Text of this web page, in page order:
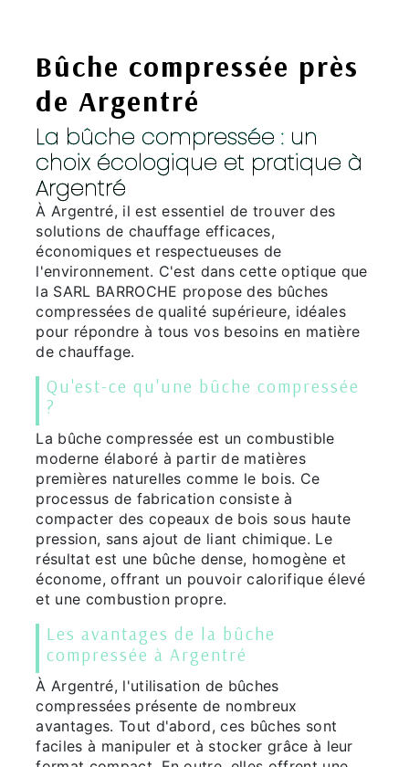
Bûche compressée près
de Argentré
La bûche compressée : un
choix écologique et pratique à
Argentré
À Argentré, il est essentiel de trouver des
solutions de chauffage efficaces,
économiques et respectueuses de
l'environnement. C'est dans cette optique que
la SARL BARROCHE propose des bûches
compressées de qualité supérieure, idéales
pour répondre à tous vos besoins en matière
de chauffage.
Qu'est-ce qu'une bûche compressée
?
La bûche compressée est un combustible
moderne élaboré à partir de matières
premières naturelles comme le bois. Ce
processus de fabrication consiste à
compacter des copeaux de bois sous haute
pression, sans ajout de liant chimique. Le
résultat est une bûche dense, homogène et
économe, offrant un pouvoir calorifique élevé
et une combustion propre.
Les avantages de la bûche
compressée à Argentré
À Argentré, l'utilisation de bûches
compressées présente de nombreux
avantages. Tout d'abord, ces bûches sont
faciles à manipuler et à stocker grâce à leur